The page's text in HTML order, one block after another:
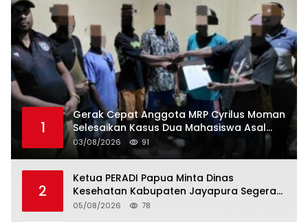
1
Gerak Cepat Anggota MRP Cyrilus Moman
Selesaikan Kasus Dua Mahasiswa Asal
Yapen yang Dikeroyok
03/08/2026 91
2
Ketua PERADI Papua Minta Dinas
Kesehatan Kabupaten Jayapura Segera
Tetapkan Status KLB Keracunan Pangan
05/08/2026 78